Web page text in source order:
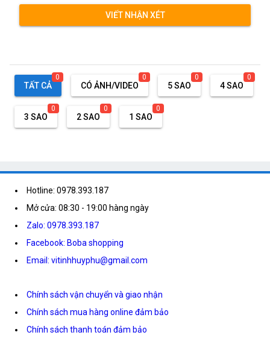
VIẾT NHẬN XÉT
TẤT CẢ
0
CÓ ẢNH/VIDEO
0
5 SAO
0
4 SAO
0
3 SAO
0
2 SAO
0
1 SAO
0
Hotline: 0978.393.187
Mở cửa: 08:30 - 19:00 hàng ngày
Zalo: 0978.393.187
Facebook: Boba shopping
Email: vitinhhuyphu@gmail.com
Chính sách vận chuyển và giao nhận
Chính sách mua hàng online đảm bảo
Chính sách thanh toán đảm bảo